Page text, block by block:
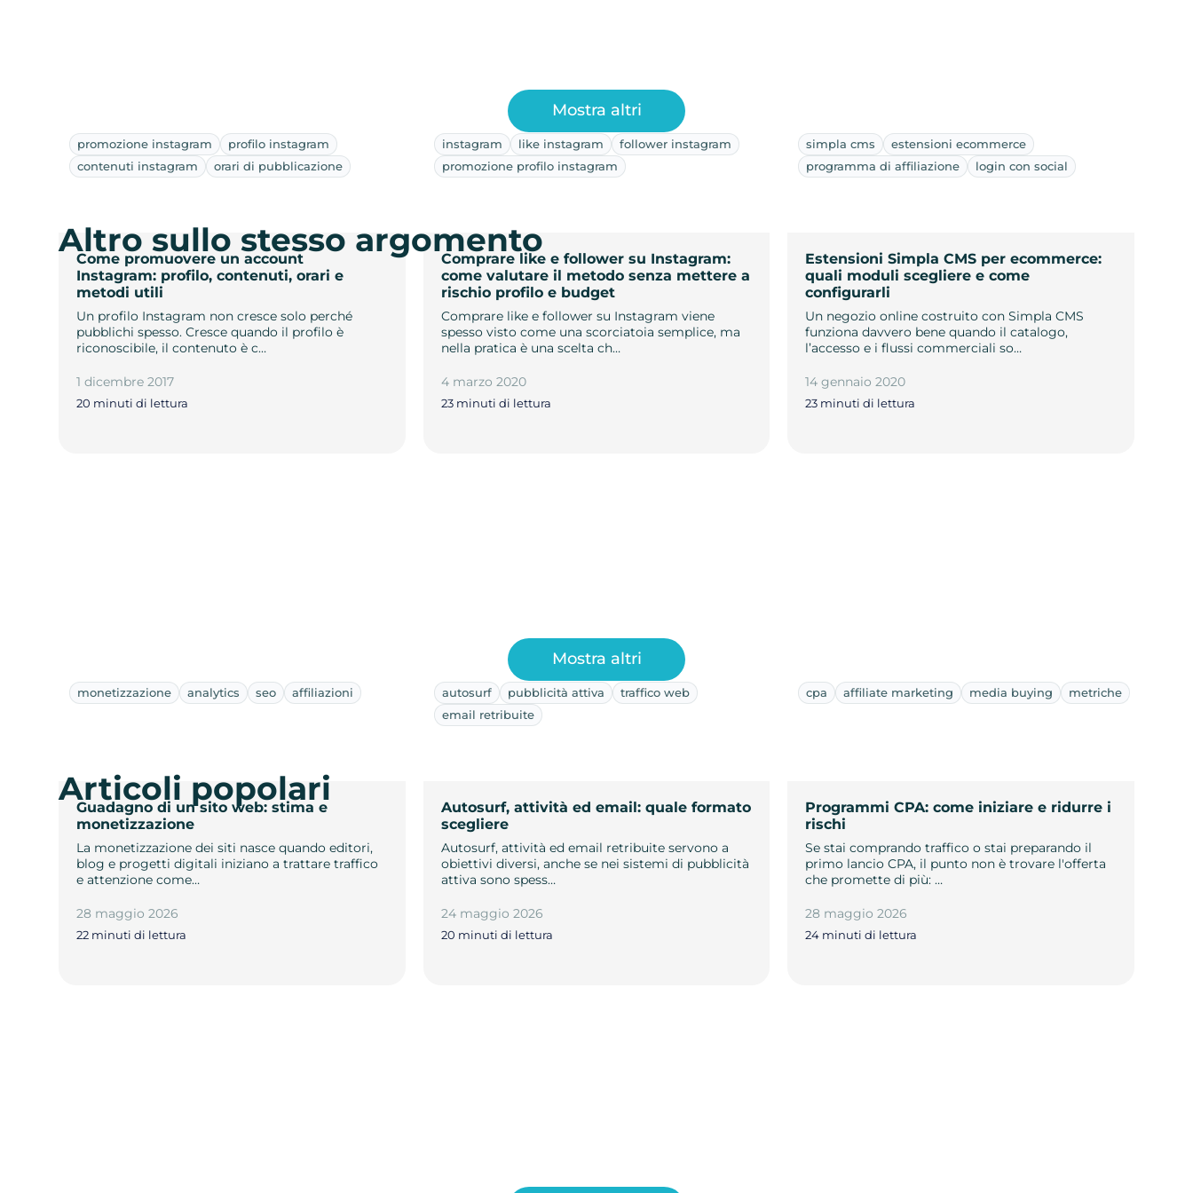
promozione instagram
profilo instagram
contenuti instagram
orari di pubblicazione
Come promuovere un account
Instagram: profilo, contenuti, orari e
metodi utili
Un profilo Instagram non cresce solo perché
pubblichi spesso. Cresce quando il profilo è
riconoscibile, il contenuto è c…
1 dicembre 2017
20 minuti di lettura
instagram like instagram
follower instagram
promozione profilo instagram
Comprare like e follower su Instagram:
come valutare il metodo senza mettere a
rischio profilo e budget
Comprare like e follower su Instagram viene
spesso visto come una scorciatoia semplice, ma
nella pratica è una scelta ch…
4 marzo 2020
23 minuti di lettura
simpla cms
estensioni ecommerce
programma di affiliazione
login con social
Estensioni Simpla CMS per ecommerce:
quali moduli scegliere e come
configurarli
Un negozio online costruito con Simpla CMS
funziona davvero bene quando il catalogo,
l’accesso e i flussi commerciali so…
14 gennaio 2020
23 minuti di lettura
Mostra altri
Altro sullo stesso argomento
monetizzazione analytics seo affiliazioni
Guadagno di un sito web: stima e
monetizzazione
La monetizzazione dei siti nasce quando editori,
blog e progetti digitali iniziano a trattare traffico
e attenzione come…
28 maggio 2026
22 minuti di lettura
autosurf pubblicità attiva
traffico web
email retribuite
Autosurf, attività ed email: quale formato
scegliere
Autosurf, attività ed email retribuite servono a
obiettivi diversi, anche se nei sistemi di pubblicità
attiva sono spess…
24 maggio 2026
20 minuti di lettura
cpa affiliate marketing media buying metriche
Programmi CPA: come iniziare e ridurre i
rischi
Se stai comprando traffico o stai preparando il
primo lancio CPA, il punto non è trovare l'offerta
che promette di più: …
28 maggio 2026
24 minuti di lettura
Mostra altri
Articoli popolari